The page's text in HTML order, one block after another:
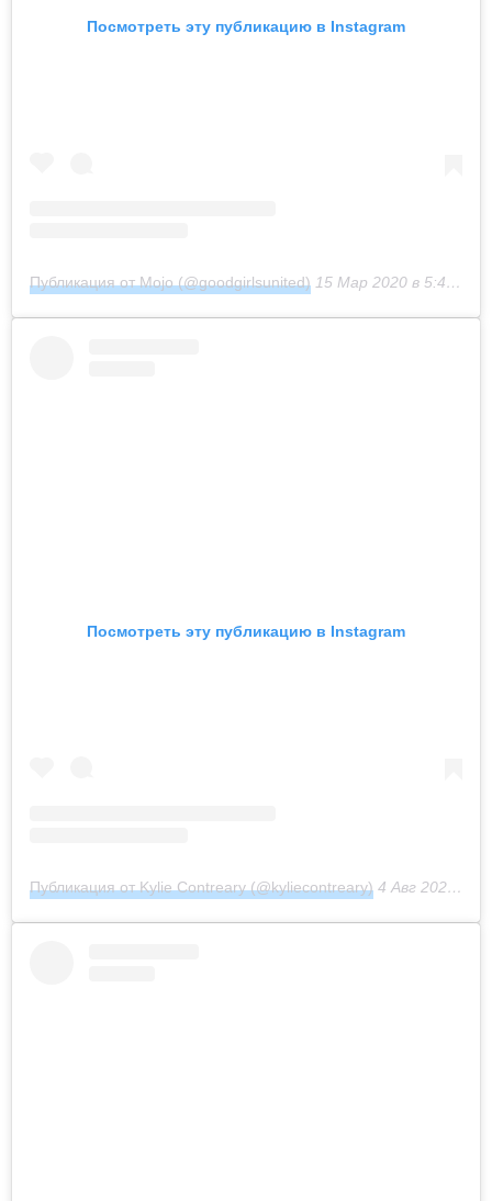
Посмотреть эту публикацию в Instagram
Публикация от Mojo (@goodgirlsunited) 15 Мар 2020 в 5:40 PDT
Посмотреть эту публикацию в Instagram
Публикация от Kylie Contreary (@kyliecontreary) 4 Авг 2020 в 2:06 PDT